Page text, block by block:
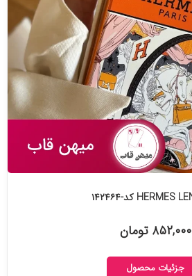
۸۵۲,۰۰۰ تومان
جزئیات محصول